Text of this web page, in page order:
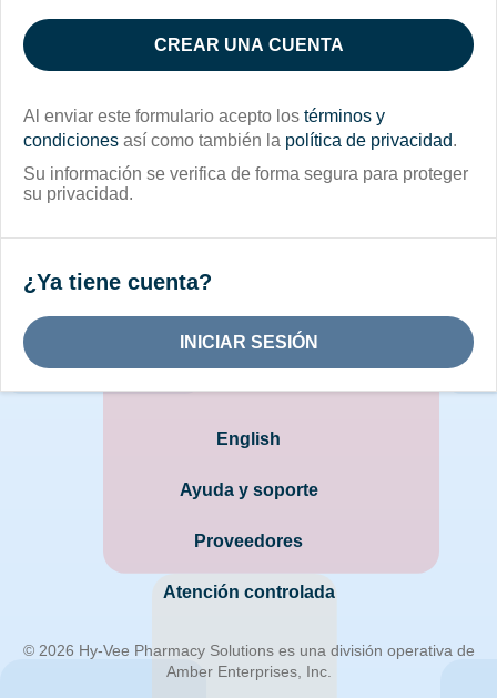
CREAR UNA CUENTA
Al enviar este formulario acepto los términos y
condiciones así como también la política de privacidad.
Su información se verifica de forma segura para proteger
su privacidad.
¿Ya tiene cuenta?
INICIAR SESIÓN
English
Ayuda y soporte
Proveedores
Atención controlada
© 2026 Hy-Vee Pharmacy Solutions es una división operativa de
Amber Enterprises, Inc.